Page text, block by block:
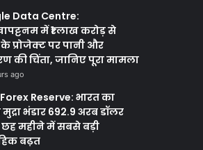
Data Centre:
में ₹1 लाख करोड़ से
के प्रोजेक्ट पर पानी और
की चिंता, जानिए पूरा मामला
ago
Reserve: भारत का
मुद्रा भंडार 692.9 अरब डॉलर
छह महीने में सबसे बड़ी
बढ़त